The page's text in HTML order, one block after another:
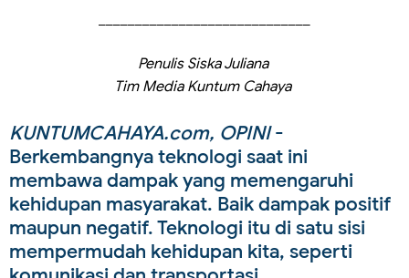
Penulis Siska Juliana
Tim Media Kuntum Cahaya
KUNTUMCAHAYA.com, OPINI-
Berkembangnya teknologi saat ini
membawa dampak yang memengaruhi
kehidupan masyarakat. Baik dampak positif
maupun negatif. Teknologi itu di satu sisi
mempermudah kehidupan kita, seperti